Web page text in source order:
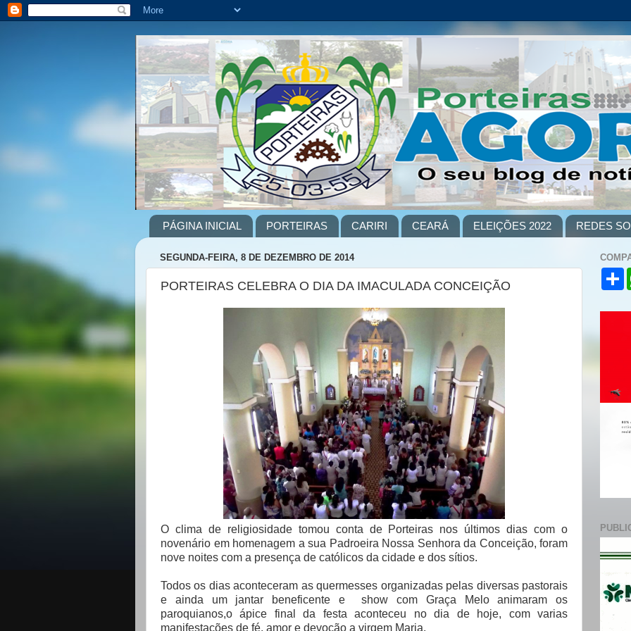
PÁGINA INICIAL PORTEIRAS CARIRI CEARÁ ELEIÇÕES 2022 REDES
SEGUNDA-FEIRA, 8 DE DEZEMBRO DE 2014
PORTEIRAS CELEBRA O DIA DA IMACULADA CONCEIÇÃO
O clima de religiosidade tomou conta de Porteiras nos últimos dias com o
novenário em homenagem a sua Padroeira Nossa Senhora da Conceição, foram
nove noites com a presença de católicos da cidade e dos sítios.
Todos os dias aconteceram as quermesses organizadas pelas diversas pastorais
e ainda um jantar beneficente e show com Graça Melo animaram os
paroquianos,o ápice final da festa aconteceu no dia de hoje, com varias
manifestações de fé, amor e devoção a virgem Maria.
S